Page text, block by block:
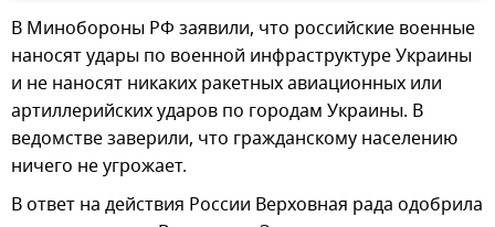
В Минобороны РФ заявили, что российские военные
наносят удары по военной инфраструктуре Украины
и не наносят никаких ракетных авиационных или
артиллерийских ударов по городам Украины. В
ведомстве заверили, что гражданскому населению
ничего не угрожает.
В ответ на действия России Верховная рада одобрила